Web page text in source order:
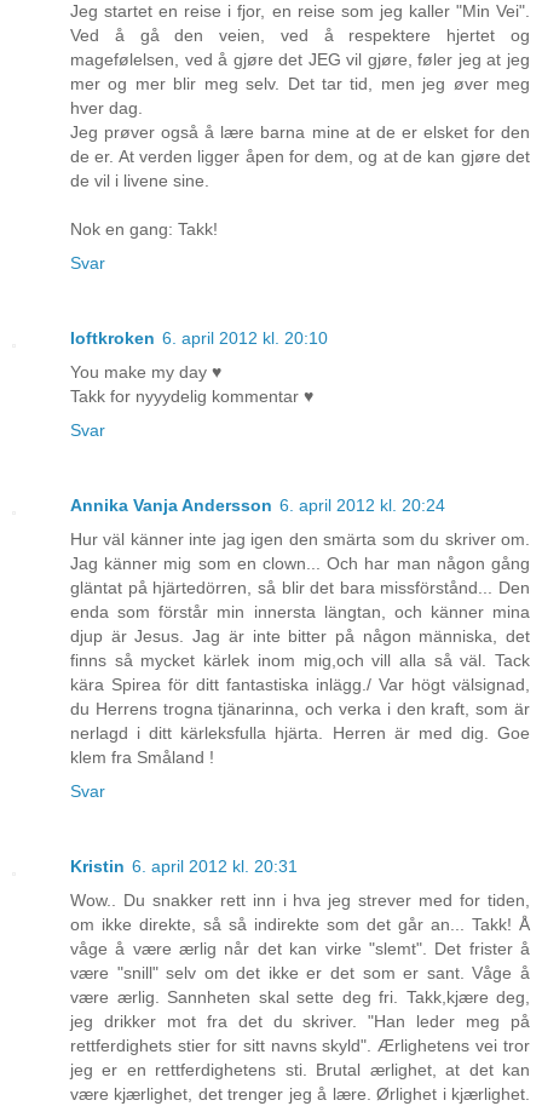
Jeg startet en reise i fjor, en reise som jeg kaller "Min Vei".
Ved å gå den veien, ved å respektere hjertet og
magefølelsen, ved å gjøre det JEG vil gjøre, føler jeg at jeg
mer og mer blir meg selv. Det tar tid, men jeg øver meg
hver dag.
Jeg prøver også å lære barna mine at de er elsket for den
de er. At verden ligger åpen for dem, og at de kan gjøre det
de vil i livene sine.
Nok en gang: Takk!
Svar
loftkroken 6. april 2012 kl. 20:10
You make my day ♥
Takk for nyyydelig kommentar ♥
Svar
Annika Vanja Andersson 6. april 2012 kl. 20:24
Hur väl känner inte jag igen den smärta som du skriver om.
Jag känner mig som en clown... Och har man någon gång
gläntat på hjärtedörren, så blir det bara missförstånd... Den
enda som förstår min innersta längtan, och känner mina
djup är Jesus. Jag är inte bitter på någon människa, det
finns så mycket kärlek inom mig,och vill alla så väl. Tack
kära Spirea för ditt fantastiska inlägg./ Var högt välsignad,
du Herrens trogna tjänarinna, och verka i den kraft, som är
nerlagd i ditt kärleksfulla hjärta. Herren är med dig. Goe
klem fra Småland !
Svar
Kristin 6. april 2012 kl. 20:31
Wow.. Du snakker rett inn i hva jeg strever med for tiden,
om ikke direkte, så så indirekte som det går an... Takk! Å
våge å være ærlig når det kan virke "slemt". Det frister å
være "snill" selv om det ikke er det som er sant. Våge å
være ærlig. Sannheten skal sette deg fri. Takk,kjære deg,
jeg drikker mot fra det du skriver. "Han leder meg på
rettferdighets stier for sitt navns skyld". Ærlighetens vei tror
jeg er en rettferdighetens sti. Brutal ærlighet, at det kan
være kjærlighet, det trenger jeg å lære. Ørlighet i kjærlighet.